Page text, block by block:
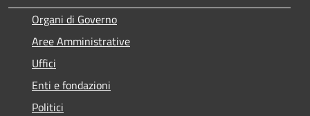
Organi di Governo
Aree Amministrative
Uffici
Enti e fondazioni
Politici